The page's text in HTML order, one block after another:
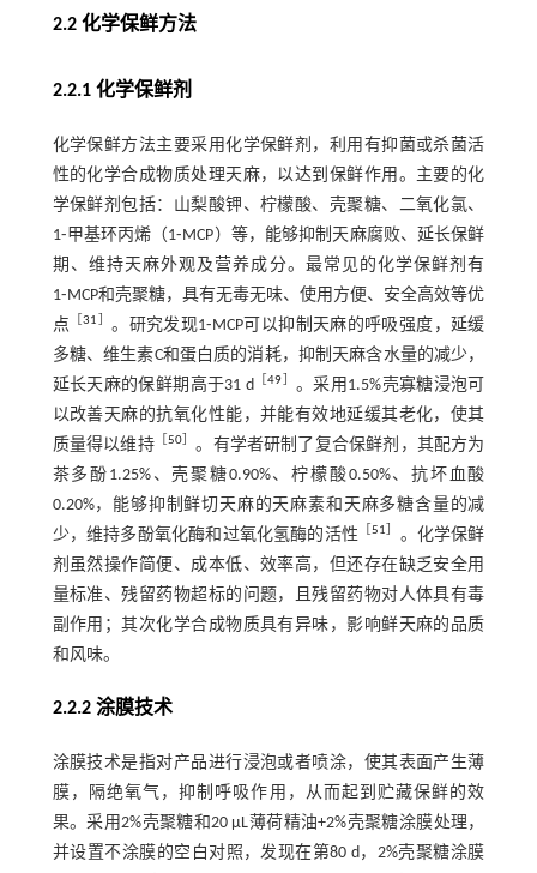
2.2 化学保鲜方法
2.2.1 化学保鲜剂
化学保鲜方法主要采用化学保鲜剂，利用有抑菌或杀菌活
性的化学合成物质处理天麻，以达到保鲜作用。主要的化
学保鲜剂包括：山梨酸钾、柠檬酸、壳聚糖、二氧化氯、
1⁃甲基环丙烯（1⁃MCP）等，能够抑制天麻腐败、延长保鲜
期、维持天麻外观及营养成分。最常见的化学保鲜剂有
1⁃MCP和壳聚糖，具有无毒无味、使用方便、安全高效等优
点 ［31
。研究发现1⁃MCP可以抑制天麻的呼吸强度，延缓
多糖、维生素C和蛋白质的消耗，抑制天麻含水量的减少，
延长天麻的保鲜期高于31 d［49
。采用1.5%壳寡糖浸泡可
以改善天麻的抗氧化性能，并能有效地延缓其老化，使其
质量得以维持［ 50］ 。有学者研制了复合保鲜剂，其配方为
茶多酚1.25%、壳聚糖0.90%、柠檬酸0.50%、抗坏血酸
0.20%，能够抑制鲜切天麻的天麻素和天麻多糖含量的减
少，维持多酚氧化酶和过氧化氢酶的活性 ［51
。化学保鲜
剂虽然操作简便、成本低、效率高，但还存在缺乏安全用
量标准、残留药物超标的问题，且残留药物对人体具有毒
副作用；其次化学合成物质具有异味，影响鲜天麻的品质
和风味。
2.2.2 涂膜技术
涂膜技术是指对产品进行浸泡或者喷涂，使其表面产生薄
膜，隔绝氧气，抑制呼吸作用，从而起到贮藏保鲜的效
果。采用2%壳聚糖和20 μL薄荷精油+2%壳聚糖涂膜处理，
并设置不涂膜的空白对照，发现在第80 d，2%壳聚糖涂膜